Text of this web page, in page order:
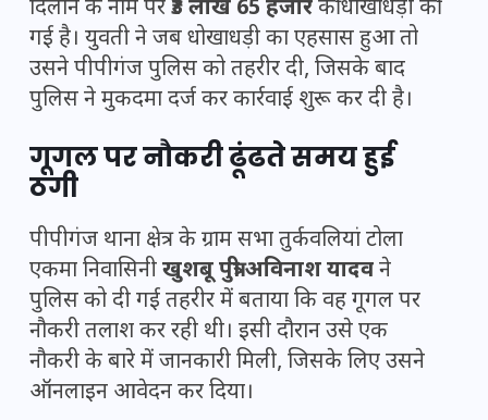
दिलाने के नाम पर₹3 लाख 65 हजारकी धोखाधड़ी की
गई है। युवती ने जब धोखाधड़ी का एहसास हुआ तो
उसने पीपीगंज पुलिस को तहरीर दी, जिसके बाद
पुलिस ने मुकदमा दर्ज कर कार्रवाई शुरू कर दी है।
गूगल पर नौकरी ढूंढते समय हुई
ठगी
पीपीगंज थाना क्षेत्र के ग्राम सभा तुर्कवलियां टोला
एकमा निवासिनीखुशबू पुत्री अविनाश यादवने
पुलिस को दी गई तहरीर में बताया कि वह गूगल पर
नौकरी तलाश कर रही थी। इसी दौरान उसे एक
नौकरी के बारे में जानकारी मिली, जिसके लिए उसने
ऑनलाइन आवेदन कर दिया।